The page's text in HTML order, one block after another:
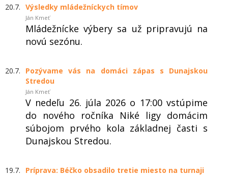
20.7. Výsledky mládežníckych tímov
Ján Kmeť
Mládežnícke výbery sa už pripravujú na
novú sezónu.
20.7.
Pozývame vás na domáci zápas s Dunajskou
Stredou
Ján Kmeť
V nedeľu 26. júla 2026 o 17:00 vstúpime
do nového ročníka Niké ligy domácim
súbojom prvého kola základnej časti s
Dunajskou Stredou.
19.7. Príprava: Béčko obsadilo tretie miesto na turnaji